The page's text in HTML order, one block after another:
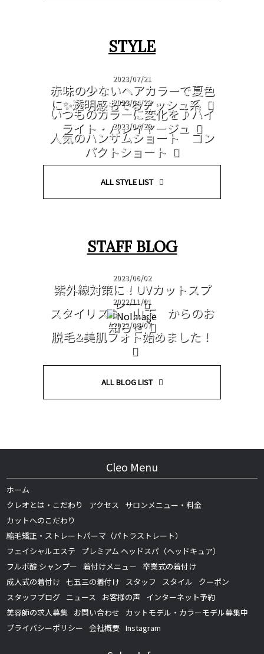
STYLE
2023/07/21
赤味の少ないヘアカラーで夏色
に✨透明感もでるアッシュ系
2023/04/22
いつものカラーに変化を♪ハイ
ライト・バレイヤージュ
2023/04/20
人気のハンサムショート コン
パクトショート
ALL STYLE LIST
STAFF BLOG
2023/06/02
紫外線対策に！UVカットスプ
レー
2022/11/01
スタイリスト 山下 からのお
知らせ
2022/09/07
脱毛&美肌フォト始めました！
ALL BLOG LIST
Cleo Menu
ホーム
クレオとは・こだわり
アクセス
サロンメニュー・料金
カットへのこだわり
縮毛矯正・ストレートパーマ（パトラストレート）
フェイシャルエステ
プレミアム ヘッドスパ（ヘッドキュア）
フルボ酸 シャンプー 着付けメニュー 卒業式の着付け
成人式の着付け 七五三の着付け スタッフ スタイル
クーポン
スタッフブログ ニュース お客様の声
インターネット予約
美容師の求人募集 お問い合わせ
カットモデル・カラーモデル募集中
プライバシーポリシー 会社概要 Instagram